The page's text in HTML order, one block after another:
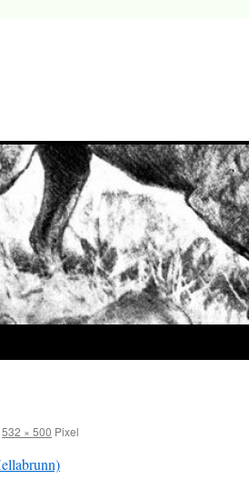
532 × 500 Pixel